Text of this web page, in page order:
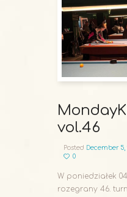
vol.46
Posted December 5,
0
W poniedziałek
rozegrany 46.